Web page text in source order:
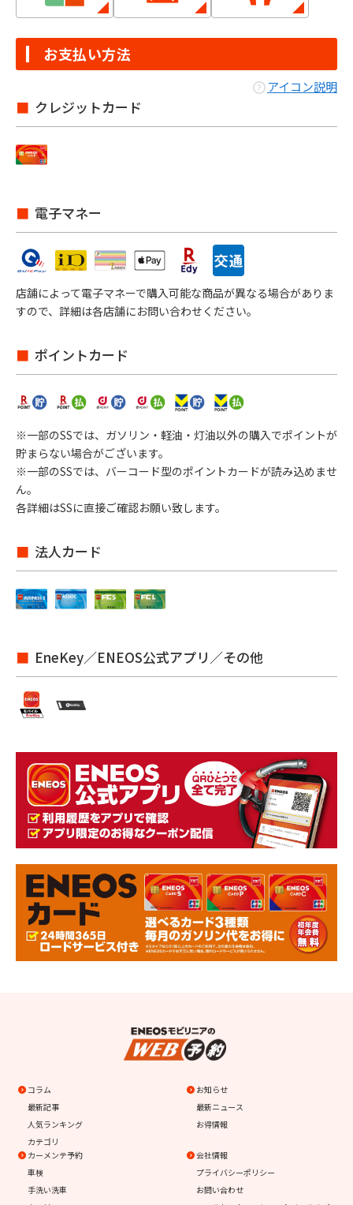
お支払い方法
アイコン説明
クレジットカード
電子マネー
店舗によって電子マネーで購入可能な商品が異なる場合がありま
すので、詳細は各店舗にお問い合わせください。
ポイントカード
※一部のSSでは、ガソリン・軽油・灯油以外の購入でポイントが
貯まらない場合がございます。
※一部のSSでは、バーコード型のポイントカードが読み込めませ
ん。
各詳細はSSに直接ご確認お願い致します。
法人カード
EneKey／ENEOS公式アプリ／その他
コラム
最新記事
人気ランキング
カテゴリ
お知らせ
最新ニュース
お得情報
カーメンテ予約
車検
手洗い洗車
会社情報
プライバシーポリシー
お問い合わせ